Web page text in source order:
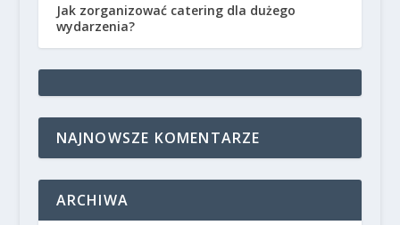
Jak zorganizować catering dla dużego
wydarzenia?
NAJNOWSZE KOMENTARZE
ARCHIWA